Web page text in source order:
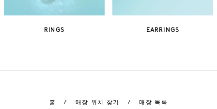
RINGS EARRINGS
홈 / 매장 위치 찾기 / 매장 목록